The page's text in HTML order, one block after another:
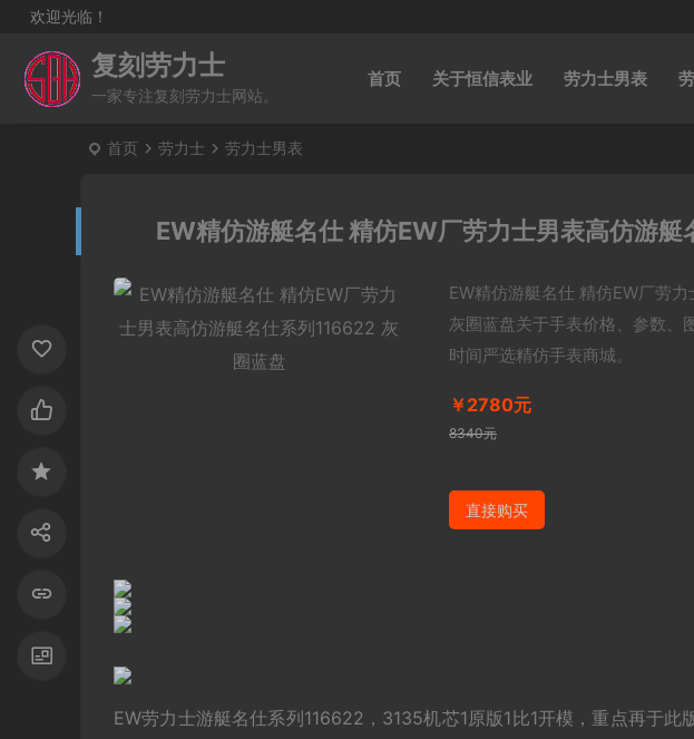
欢迎光临！
复刻劳力士
一家专注复刻劳力士网站。
首页 关于恒信表业 劳力士男表
首页 劳力士 劳力士男表
EW精仿游艇名仕 精仿EW厂劳力士男表高仿游
EW精仿游艇名仕 精仿EW厂劳
灰圈蓝盘关于手表价格、参数、
时间严选精仿手表商城。
￥2780元
8340元
直接购买
EW劳力士游艇名仕系列116622，3135机芯1原版1比1开模，重点再于